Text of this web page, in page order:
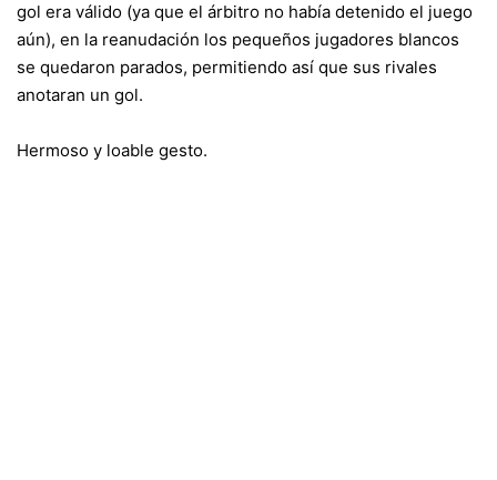
gol era válido (ya que el árbitro no había detenido el juego
aún), en la reanudación los pequeños jugadores blancos
se quedaron parados, permitiendo así que sus rivales
anotaran un gol.
Hermoso y loable gesto.